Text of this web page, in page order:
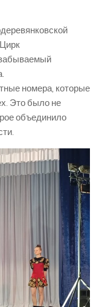
номера, которые
Это было не
объединило